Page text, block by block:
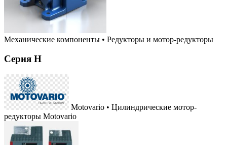
Механические компоненты • Редукторы и мотор-редукторы
Серия H
Motovario • Цилиндрические мотор-
редукторы Motovario